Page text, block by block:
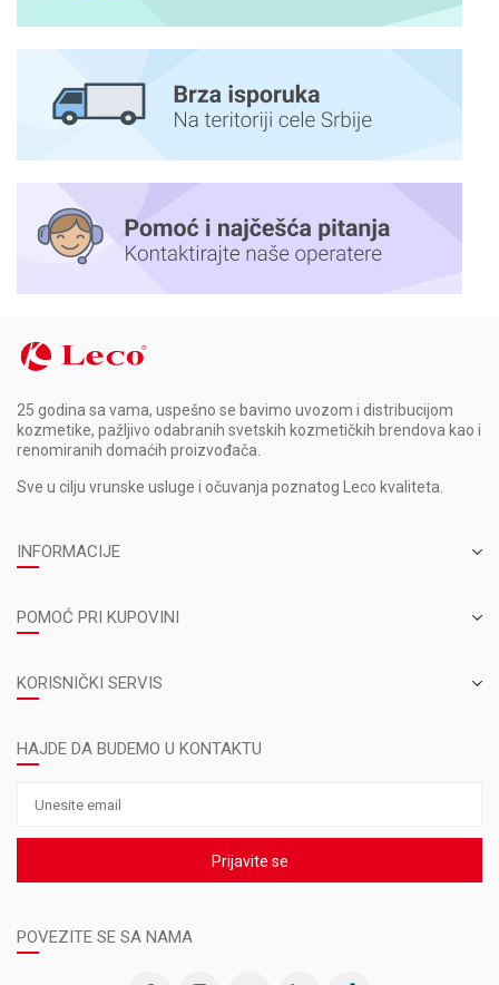
25 godina sa vama, uspešno se bavimo uvozom i distribucijom
kozmetike, pažljivo odabranih svetskih kozmetičkih brendova kao i
renomiranih domaćih proizvođača.
Sve u cilju vrunske usluge i očuvanja poznatog Leco kvaliteta.
INFORMACIJE
POMOĆ PRI KUPOVINI
KORISNIČKI SERVIS
HAJDE DA BUDEMO U KONTAKTU
Prijavite se
POVEZITE SE SA NAMA